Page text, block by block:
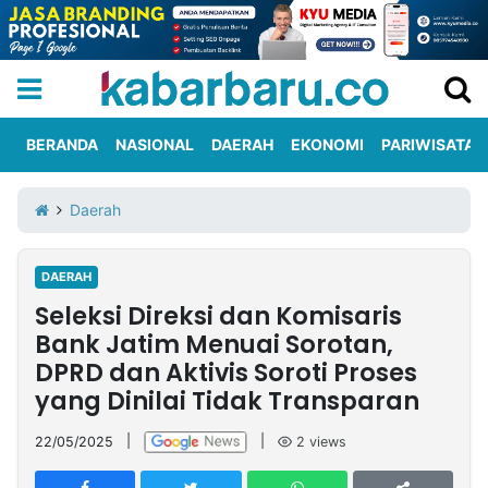
Iklan
Berita
Kami
Nasional
International
Olahraga
Entertainment
Daerah
Pariwisata
Kuliner
Kolom
Network
PT
TREETAN
BERANDA NASIONAL DAERAH EKONOMI PARIWISATA
Daerah
DAERAH
Seleksi Direksi dan Komisaris
Bank Jatim Menuai Sorotan,
DPRD dan Aktivis Soroti Proses
yang Dinilai Tidak Transparan
22/05/2025 2 views